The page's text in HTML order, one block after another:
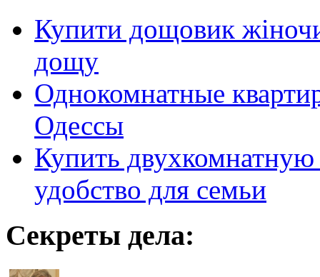
Купити дощовик
дощу
Однокомнатные
Одессы
Купить
удобство для семьи
Секреты дела: